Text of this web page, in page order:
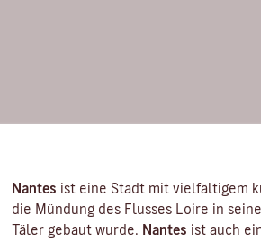
Nantes ist eine Stadt mit vielfältigem
die Mündung des Flusses Loire in
Täler gebaut wurde.
Nantes ist auch